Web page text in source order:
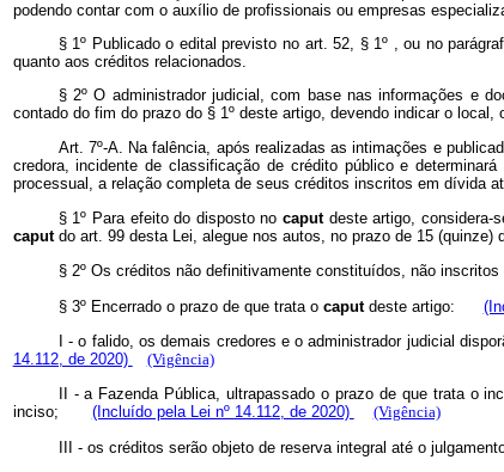
podendo contar com o auxílio de profissionais ou empresas
§ 1º Publicado o edital previsto no art. 52, § 1º , ou no
quanto aos créditos relacionados.
§ 2º O administrador judicial, com base nas informações e
contado do fim do prazo do § 1º deste artigo, devendo indicar o
Art. 7º-A. Na falência, após realizadas as intimações e
credora, incidente de classificação de crédito público e
processual, a relação completa de seus créditos inscritos em
§ 1º Para efeito do disposto nocaputdeste artigo, considera-
caputdo art. 99 desta Lei, alegue nos autos, no prazo de 15
§ 2º Os créditos não definitivamente constituídos, não
§ 3º Encerrado o prazo de que trata o caputdeste artigo:
I - o falido, os demais credores e o administrador judicial
14.112, de 2020)
(Vigência)
II - a Fazenda Pública, ultrapassado o prazo de que trata o
inciso; (Incluído pela Lei nº 14.112, de 2020)
(Vigência)
III - os créditos serão objeto de reserva integral até o